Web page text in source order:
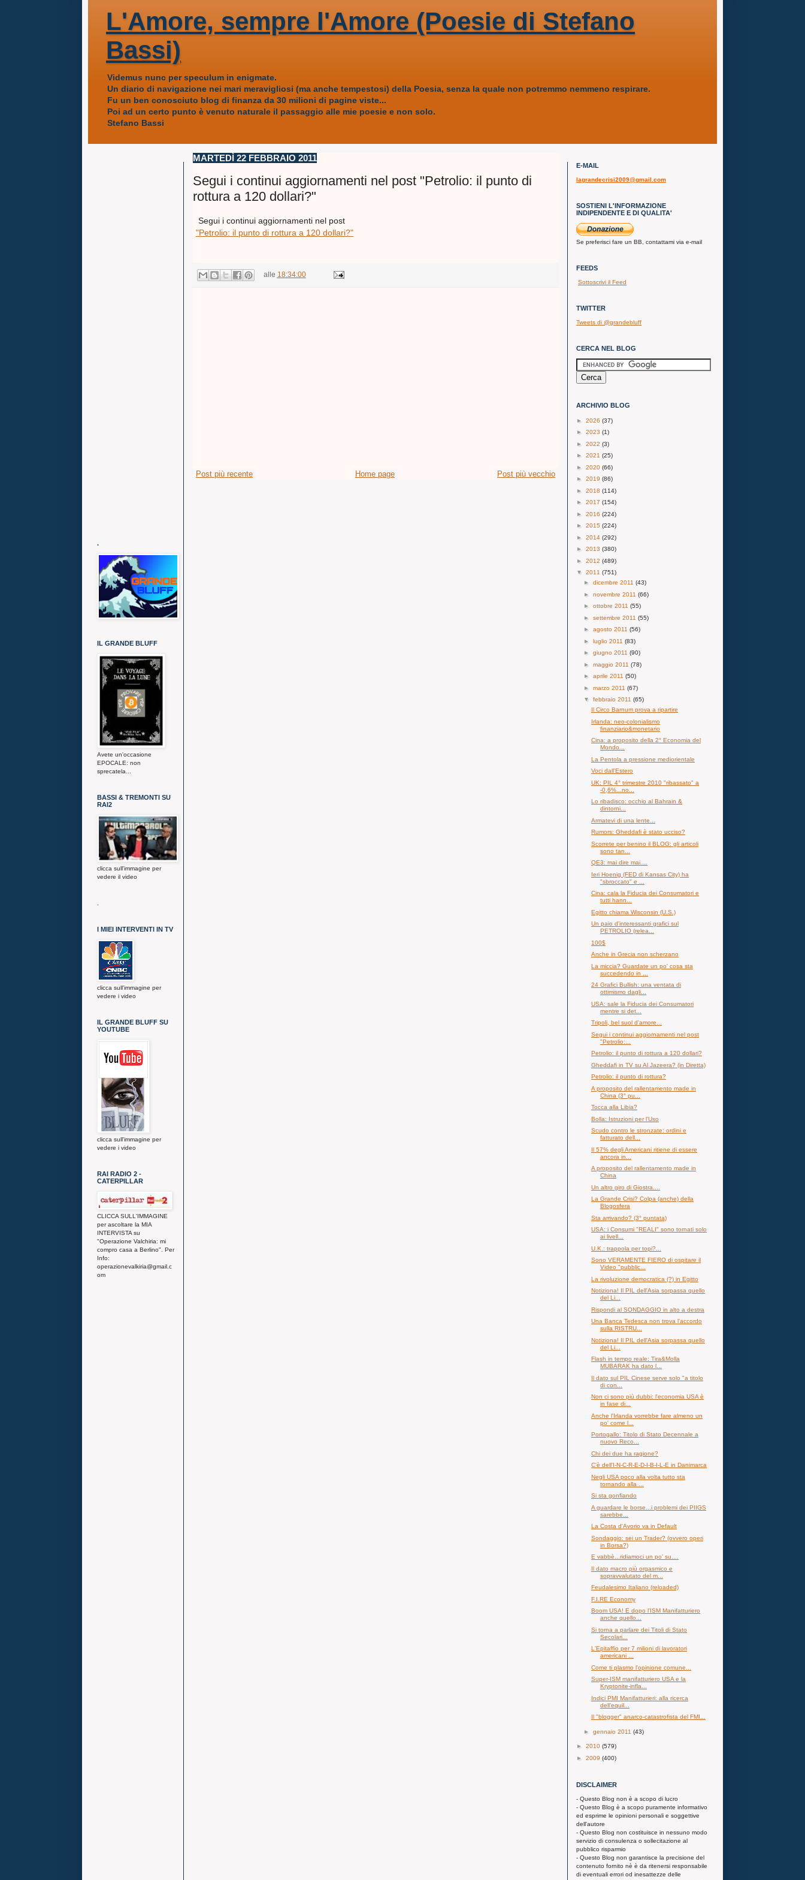
L'Amore, sempre l'Amore (Poesie di Stefano
Bassi)
Videmus nunc per speculum in enigmate.
Un diario di navigazione nei mari meravigliosi (ma anche tempestosi) della Poesia, senza la quale non potremmo nemmeno respirare.
Fu un ben conosciuto blog di finanza da 30 milioni di pagine viste...
Poi ad un certo punto è venuto naturale il passaggio alle mie poesie e non solo.
Stefano Bassi
MARTEDÌ 22 FEBBRAIO 2011
Segui i continui aggiornamenti nel post "Petrolio: il punto di
rottura a 120 dollari?"
Segui i continui aggiornamenti nel post
"Petrolio: il punto di rottura a 120 dollari?"
alle 18:34:00
Post più recente Post più vecchio
Home page
.
IL GRANDE BLUFF
Avete un'occasione
EPOCALE: non
sprecatela...
BASSI & TREMONTI SU
RAI2
clicca sull'immagine per
vedere il video
I MIEI INTERVENTI IN TV
clicca sull'immagine per
vedere i video
IL GRANDE BLUFF SU
YOUTUBE
clicca sull'immagine per
vedere i video
RAI RADIO 2 -
CATERPILLAR
CLICCA SULL'IMMAGINE
per ascoltare la MIA
INTERVISTA su
"Operazione Valchiria: mi
compro casa a Berlino". Per
Info:
operazionevalkiria@gmail.c
om
E-MAIL
lagrandecrisi2009@gmail.com
SOSTIENI L'INFORMAZIONE
INDIPENDENTE E DI QUALITA'
Se preferisci fare un BB, contattami via e-mail
FEEDS
Sottoscrivi il Feed
TWITTER
Tweets di @grandebluff
CERCA NEL BLOG
ARCHIVIO BLOG
► 2026 (37)
► 2023 (1)
► 2022 (3)
► 2021 (25)
► 2020 (66)
► 2019 (86)
► 2018 (114)
► 2017 (154)
► 2016 (224)
► 2015 (224)
► 2014 (292)
► 2013 (380)
► 2012 (489)
▼ 2011 (751)
► dicembre 2011 (43)
► novembre 2011 (66)
► ottobre 2011 (55)
► settembre 2011 (55)
► agosto 2011 (56)
► luglio 2011 (83)
► giugno 2011 (90)
► maggio 2011 (78)
► aprile 2011 (50)
► marzo 2011 (67)
▼ febbraio 2011 (65)
Il Circo Barnum prova a ripartire
Irlanda: neo-colonialismo
finanziario&monetario
Cina: a proposito della 2° Economia del
Mondo...
La Pentola a pressione mediorientale
Voci dall'Estero
UK: PIL 4° trimestre 2010 "ribassato" a
-0,6%...no...
Lo ribadisco: occhio al Bahrain &
dintorni...
Armatevi di una lente...
Rumors: Gheddafi è stato ucciso?
Scorrete per benino il BLOG: gli articoli
sono tan...
QE3: mai dire mai....
Ieri Hoenig (FED di Kansas City) ha
"sbroccato" e ...
Cina: cala la Fiducia dei Consumatori e
tutti hann...
Egitto chiama Wisconsin (U.S.)
Un paio d'interessanti grafici sul
PETROLIO (relea...
100$
Anche in Grecia non scherzano
La miccia? Guardate un po' cosa sta
succedendo in ...
24 Grafici Bullish: una ventata di
ottimismo dagli...
USA: sale la Fiducia dei Consumatori
mentre si det...
Tripoli, bel suol d'amore...
Segui i continui aggiornamenti nel post
"Petrolio:...
Petrolio: il punto di rottura a 120 dollari?
Gheddafi in TV su Al Jazeera? (in Diretta)
Petrolio: il punto di rottura?
A proposito del rallentamento made in
China (3° pu...
Tocca alla Libia?
Bolla: Istruzioni per l'Uso
Scudo contro le stronzate: ordini e
fatturato dell...
Il 57% degli Americani ritiene di essere
ancora in...
A proposito del rallentamento made in
China
Un altro giro di Giostra....
La Grande Crisi? Colpa (anche) della
Blogosfera
Sta arrivando? (3° puntata)
USA: i Consumi "REALI" sono tornati solo
ai livell...
U.K.: trappola per topi?...
Sono VERAMENTE FIERO di ospitare il
Video "pubblic...
La rivoluzione democratica (?) in Egitto
Notiziona! Il PIL dell'Asia sorpassa quello
del Li...
Rispondi al SONDAGGIO in alto a destra
Una Banca Tedesca non trova l'accordo
sulla RISTRU...
Notiziona! Il PIL dell'Asia sorpassa quello
del Li...
Flash in tempo reale: Tira&Molla
MUBARAK ha dato l...
Il dato sul PIL Cinese serve solo "a titolo
di con...
Non ci sono più dubbi: l'economia USA è
in fase di...
Anche l'Irlanda vorrebbe fare almeno un
po' come l...
Portogallo: Titolo di Stato Decennale a
nuovo Reco...
Chi dei due ha ragione?
C'è dell'I-N-C-R-E-D-I-B-I-L-E in Danimarca
Negli USA poco alla volta tutto sta
tornando alla ...
Si sta gonfiando
A guardare le borse...i problemi dei PIIGS
sarebbe...
La Costa d'Avorio va in Default
Sondaggio: sei un Trader? (ovvero operi
in Borsa?)
E vabbè...ridiamoci un po' su....
Il dato macro più orgasmico e
sopravvalutato del m...
Feudalesimo Italiano (reloaded)
F.I.RE Economy
Boom USA! E dopo l'ISM Manifatturiero
anche quello...
Si torna a parlare dei Titoli di Stato
Secolari...
L'Epitaffio per 7 milioni di lavoratori
americani ...
Come ti plasmo l'opinione comune...
Super-ISM manifatturiero USA e la
Kryptonite-infla...
Indici PMI Manifatturieri: alla ricerca
dell'equil...
Il "blogger" anarco-catastrofista del FMI...
► gennaio 2011 (43)
► 2010 (579)
► 2009 (400)
DISCLAIMER
- Questo Blog non è a scopo di lucro
- Questo Blog è a scopo puramente informativo
ed esprime le opinioni personali e soggettive
dell'autore
- Questo Blog non costituisce in nessuno modo
servizio di consulenza o sollecitazione al
pubblico risparmio
- Questo Blog non garantisce la precisione del
contenuto fornito nè è da ritenersi responsabile
di eventuali errori od inesattezze delle